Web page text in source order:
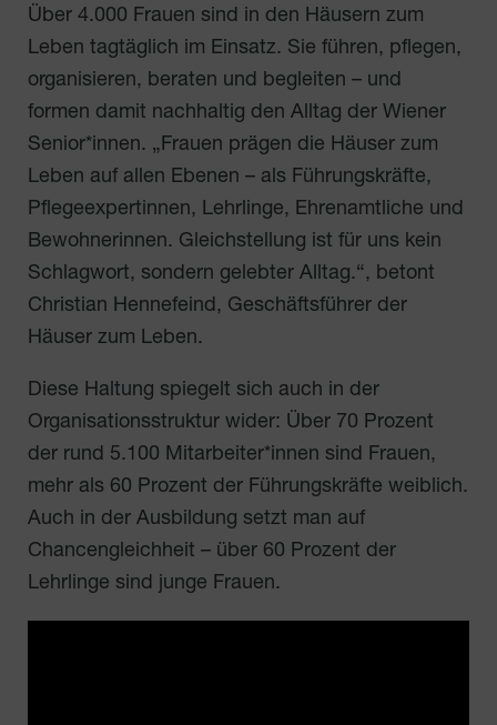
Über 4.000 Frauen sind in den Häusern zum
Leben tagtäglich im Einsatz. Sie führen, pflegen,
organisieren, beraten und begleiten – und
formen damit nachhaltig den Alltag der Wiener
Senior*innen. „Frauen prägen die Häuser zum
Leben auf allen Ebenen – als Führungskräfte,
Pflegeexpertinnen, Lehrlinge, Ehrenamtliche und
Bewohnerinnen. Gleichstellung ist für uns kein
Schlagwort, sondern gelebter Alltag.“, betont
Christian Hennefeind, Geschäftsführer der
Häuser zum Leben.
Diese Haltung spiegelt sich auch in der
Organisationsstruktur wider: Über 70 Prozent
der rund 5.100 Mitarbeiter*innen sind Frauen,
mehr als 60 Prozent der Führungskräfte weiblich.
Auch in der Ausbildung setzt man auf
Chancengleichheit – über 60 Prozent der
Lehrlinge sind junge Frauen.